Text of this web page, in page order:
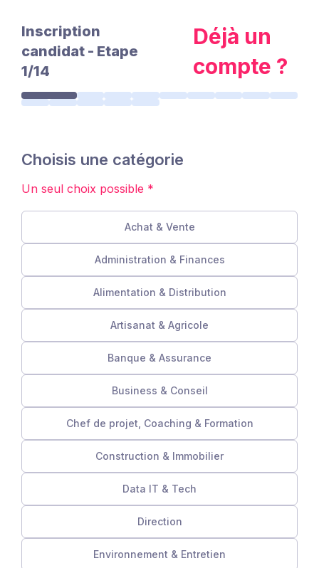
Inscription
candidat - Etape
1/14
Déjà un
compte ?
Choisis une catégorie
Un seul choix possible *
Achat & Vente
Administration & Finances
Alimentation & Distribution
Artisanat & Agricole
Banque & Assurance
Business & Conseil
Chef de projet, Coaching & Formation
Construction & Immobilier
Data IT & Tech
Direction
Environnement & Entretien